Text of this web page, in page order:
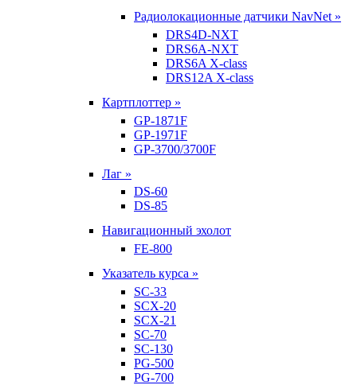
Радиолокационные датчики NavNet »
DRS4D-NXT
DRS6A-NXT
DRS6A X-class
DRS12A X-class
Картплоттер »
GP-1871F
GP-1971F
GP-3700/3700F
Лаг »
DS-60
DS-85
Навигационный эхолот
FE-800
Указатель курса »
SC-33
SCX-20
SCX-21
SC-70
SC-130
PG-500
PG-700